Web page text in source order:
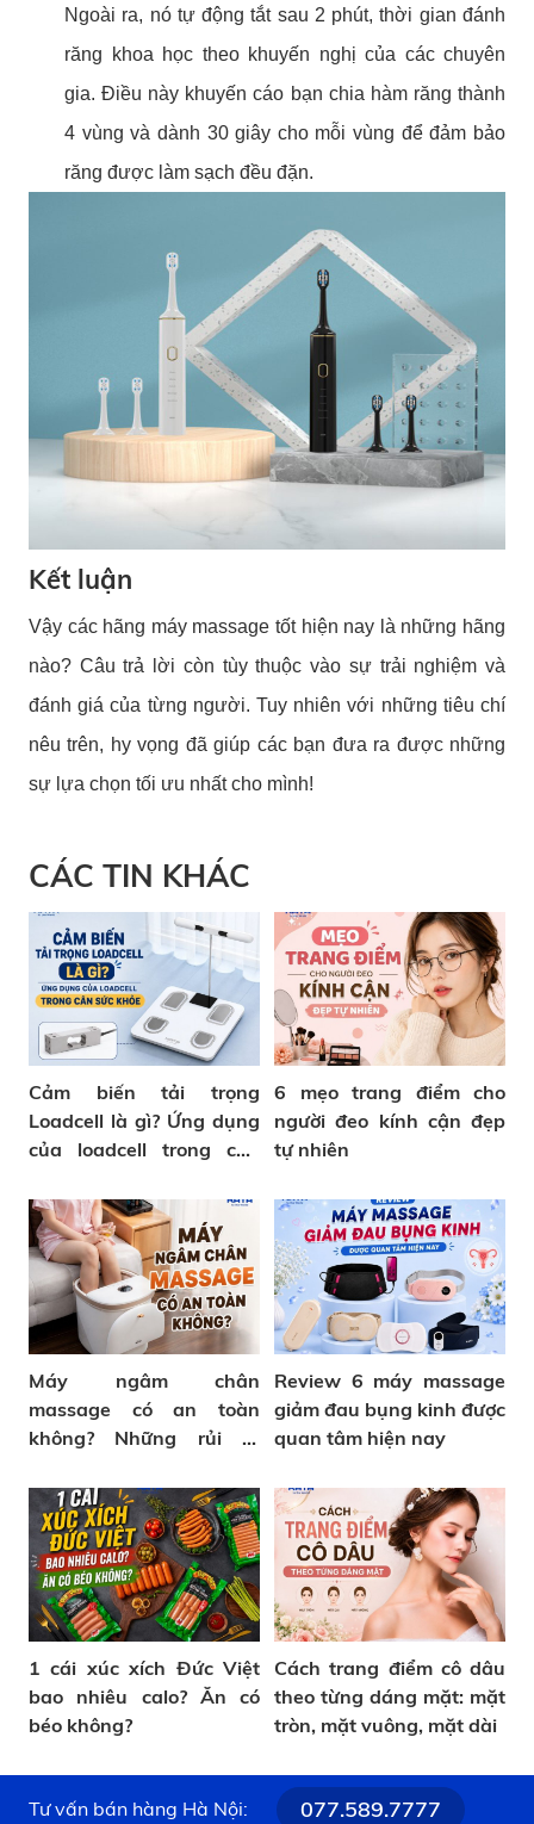
Ngoài ra, nó tự động tắt sau 2 phút, thời gian đánh
răng khoa học theo khuyến nghị của các chuyên
gia. Điều này khuyến cáo bạn chia hàm răng thành
4 vùng và dành 30 giây cho mỗi vùng để đảm bảo
răng được làm sạch đều đặn.
Kết luận
Vậy các hãng máy massage tốt hiện nay là những hãng
nào? Câu trả lời còn tùy thuộc vào sự trải nghiệm và
đánh giá của từng người. Tuy nhiên với những tiêu chí
nêu trên, hy vọng đã giúp các bạn đưa ra được những
sự lựa chọn tối ưu nhất cho mình!
CÁC TIN KHÁC
Cảm biến tải trọng
Loadcell là gì? Ứng dụng
của loadcell trong cân
6 mẹo trang điểm cho
người đeo kính cận đẹp
tự nhiên
Máy ngâm chân
massage có an toàn
không? Những rủi ro
Review 6 máy massage
giảm đau bụng kinh được
quan tâm hiện nay
1 cái xúc xích Đức Việt
bao nhiêu calo? Ăn có
béo không?
Cách trang điểm cô dâu
theo từng dáng mặt: mặt
tròn, mặt vuông, mặt dài
Tư vấn bán hàng Hà Nội: 077.589.7777